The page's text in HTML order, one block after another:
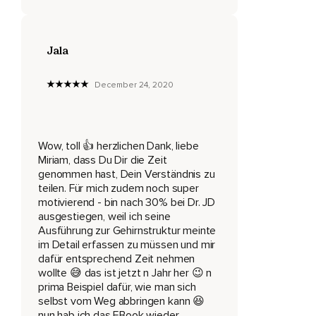
Was ich gerade lerne und wie ich das so ein bisschen auf
Deswegen habe ich mich immer so ein bisschen,
Glaube ich,
Gedrückt,
Davor,
Solche Folgen zu machen,
Aber ich finde es teilweise extrem spannend,
So zu hören von Menschen,
Jala
December 24, 2020
Wow, toll 👍 herzlichen Dank, liebe
Miriam, dass Du Dir die Zeit
genommen hast, Dein Verständnis zu
teilen. Für mich zudem noch super
motivierend - bin nach 30% bei Dr. JD
ausgestiegen, weil ich seine
Ausführung zur Gehirnstruktur meinte
im Detail erfassen zu müssen und mir
dafür entsprechend Zeit nehmen
wollte 😅 das ist jetzt n Jahr her 😉 n
prima Beispiel dafür, wie man sich
selbst vom Weg abbringen kann 😆